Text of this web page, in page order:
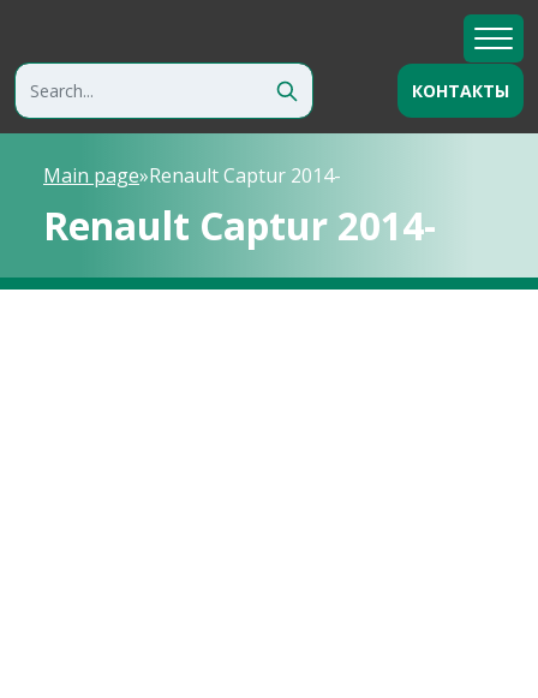
КОНТАКТЫ
Main page»Renault Captur 2014-
Renault Captur 2014-